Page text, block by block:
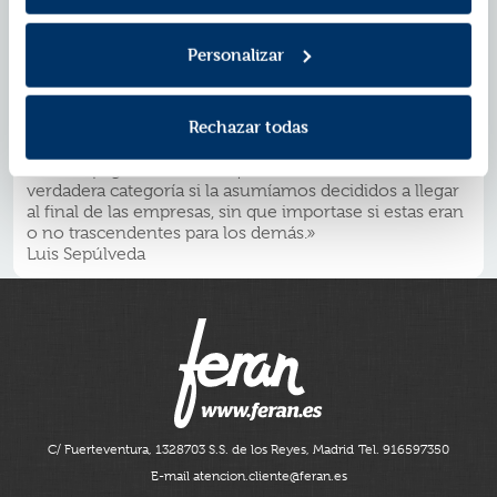
Personalizar
Rechazar todas
como prueba del valor humano la capacidad de
medirse, de lograr, de fracasar.»
«Tal vez en ningún otro escritor moderno la proeza
destrucción alcanzan una dignidad parecida.»
verdadera categoría si la asumíamos decididos a llegar
al final de las empresas, sin que importase si estas eran
o no trascendentes para los demás.»
Luis Sepúlveda
C/ Fuerteventura, 1328703 S.S. de los Reyes, Madrid Tel. 916597350
E-mail atencion.cliente@feran.es